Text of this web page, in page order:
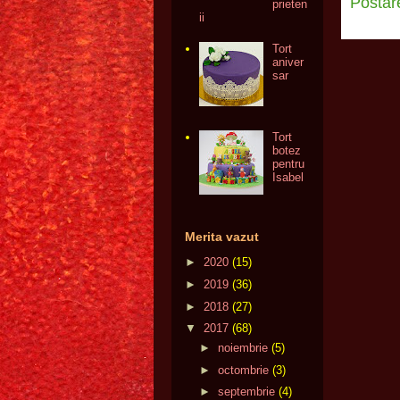
prieten
ii
Tort
aniver
sar
Tort
botez
pentru
Isabel
Merita vazut
► 2020 (15)
► 2019 (36)
► 2018 (27)
▼
2017 (68)
► noiembrie (5)
► octombrie (3)
► septembrie (4)